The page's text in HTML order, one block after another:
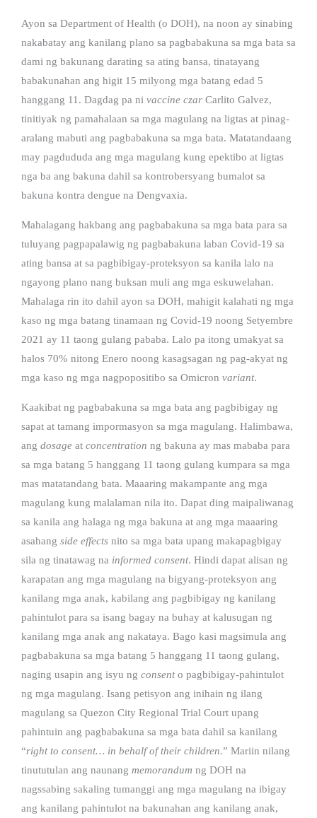
Ayon sa Department of Health (o DOH), na noon ay sinabing
nakabatay ang kanilang plano sa pagbabakuna sa mga bata sa
dami ng bakunang darating sa ating bansa, tinatayang
babakunahan ang higit 15 milyong mga batang edad 5
hanggang 11. Dagdag pa ni vaccine czar Carlito Galvez,
tinitiyak ng pamahalaan sa mga magulang na ligtas at pinag-
aralang mabuti ang pagbabakuna sa mga bata. Matatandaang
may pagdududa ang mga magulang kung epektibo at ligtas
nga ba ang bakuna dahil sa kontrobersyang bumalot sa
bakuna kontra dengue na Dengvaxia.
Mahalagang hakbang ang pagbabakuna sa mga bata para sa
tuluyang pagpapalawig ng pagbabakuna laban Covid-19 sa
ating bansa at sa pagbibigay-proteksyon sa kanila lalo na
ngayong plano nang buksan muli ang mga eskuwelahan.
Mahalaga rin ito dahil ayon sa DOH, mahigit kalahati ng mga
kaso ng mga batang tinamaan ng Covid-19 noong Setyembre
2021 ay 11 taong gulang pababa. Lalo pa itong umakyat sa
halos 70% nitong Enero noong kasagsagan ng pag-akyat ng
mga kaso ng mga nagpopositibo sa Omicron variant.
Kaakibat ng pagbabakuna sa mga bata ang pagbibigay ng
sapat at tamang impormasyon sa mga magulang. Halimbawa,
ang dosage at concentration ng bakuna ay mas mababa para
sa mga batang 5 hanggang 11 taong gulang kumpara sa mga
mas matatandang bata. Maaaring makampante ang mga
magulang kung malalaman nila ito. Dapat ding maipaliwanag
sa kanila ang halaga ng mga bakuna at ang mga maaaring
asahang side effects nito sa mga bata upang makapagbigay
sila ng tinatawag na informed consent. Hindi dapat alisan ng
karapatan ang mga magulang na bigyang-proteksyon ang
kanilang mga anak, kabilang ang pagbibigay ng kanilang
pahintulot para sa isang bagay na buhay at kalusugan ng
kanilang mga anak ang nakataya. Bago kasi magsimula ang
pagbabakuna sa mga batang 5 hanggang 11 taong gulang,
naging usapin ang isyu ng consento pagbibigay-pahintulot
ng mga magulang. Isang petisyon ang inihain ng ilang
magulang sa Quezon City Regional Trial Court upang
pahintuin ang pagbabakuna sa mga bata dahil sa kanilang
“right to consent… in behalf of their children.” Mariin nilang
tinututulan ang naunang memorandum ng DOH na
nagssabing sakaling tumanggi ang mga magulang na ibigay
ang kanilang pahintulot na bakunahan ang kanilang anak,